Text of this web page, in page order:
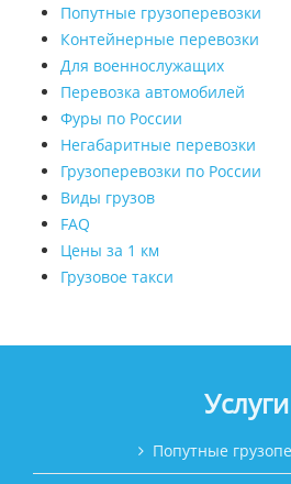
Попутные грузоперевозки
Контейнерные перевозки
Для военнослужащих
Перевозка автомобилей
Фуры по России
Негабаритные перевозки
Грузоперевозки по России
Виды грузов
FAQ
Цены за 1 км
Грузовое такси
Услуги
Попутные